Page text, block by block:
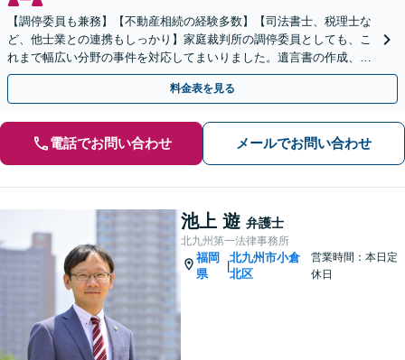
【調停委員も兼務】【不動産相続の経験多数】【司法書士、税理士な
ど、他士業との連携もしっかり】家庭裁判所の調停委員としても、こ
れまで幅広い分野の事件を対応してまいりました。遺言書の作成、相
続放棄にも対応します【初回のご相談、0円】
料金表を見る
電話でお問い合わせ メールでお問い合わせ
池上 遊 弁護士
北九州第一法律事務所
福岡
県
|
北九州市小倉
北区
営業時間：本日定
休日